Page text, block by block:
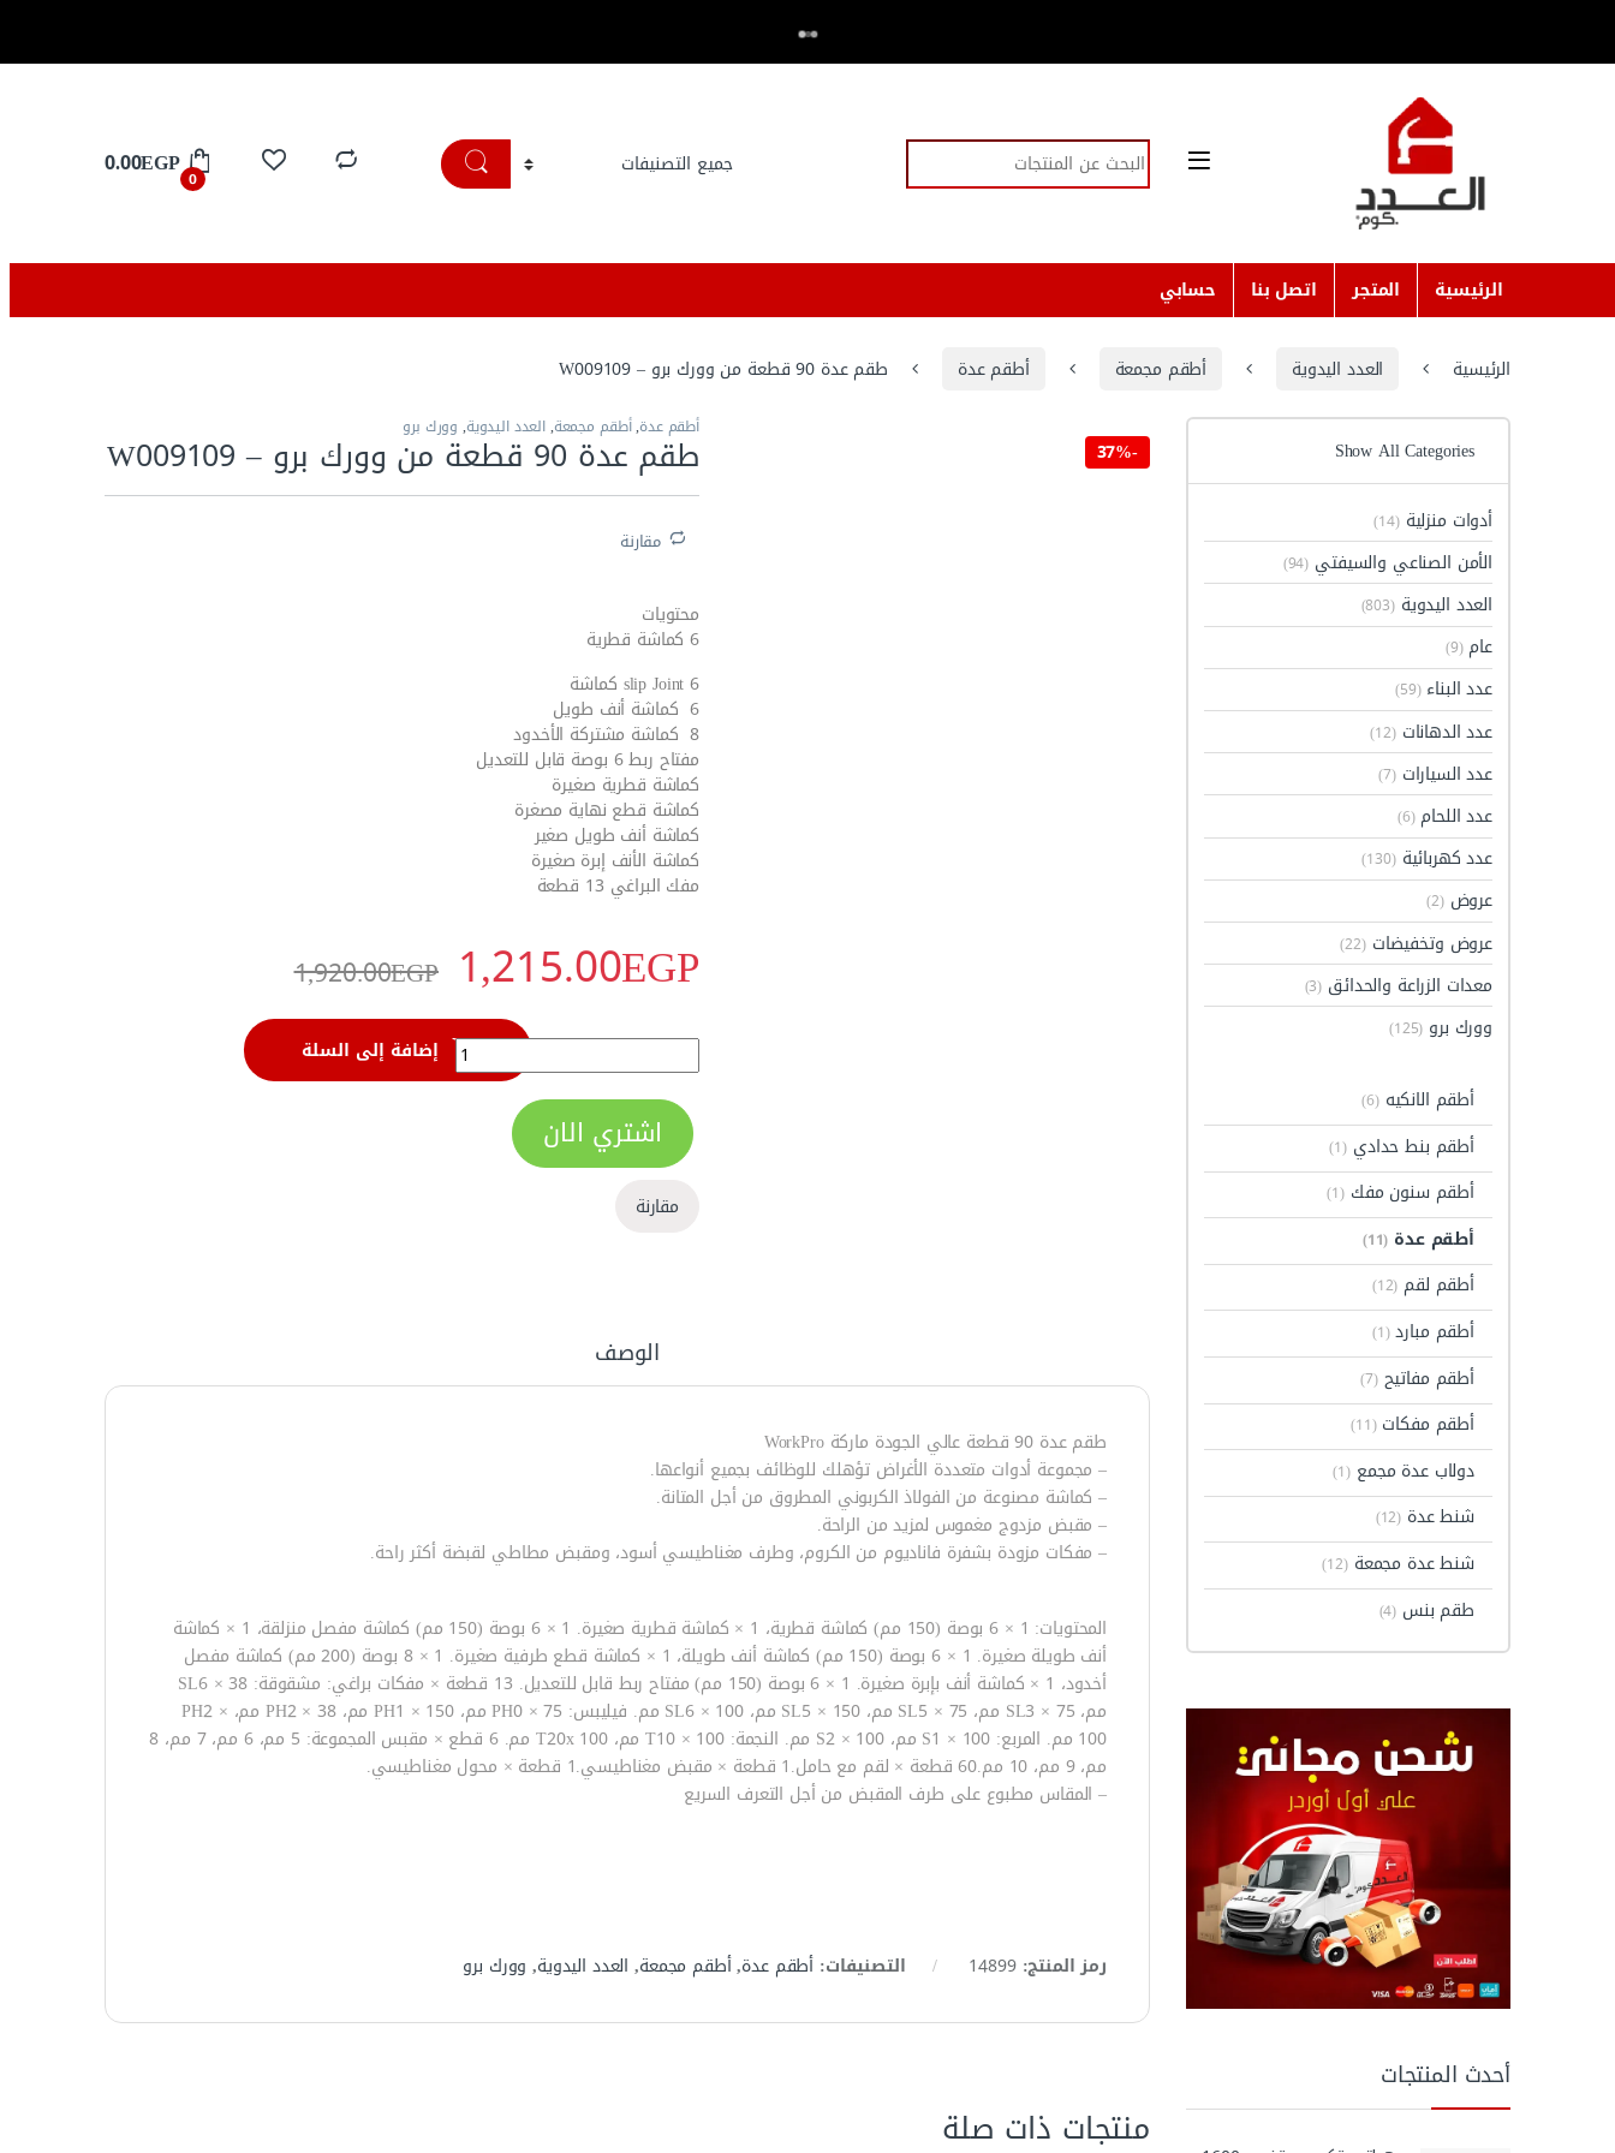
Search for:
0
0.00EGP
الرئيسية المتجر اتصل بنا حسابي
الرئيسية العدد اليدوية أطقم مجمعة أطقم عدة طقم عدة 90 قطعة من وورك برو – W009109
-
37%
أطقم عدة,أطقم مجمعة,العدد اليدوية, وورك برو
طقم عدة 90 قطعة من وورك برو – W009109
مقارنة
محتويات
6 كماشة قطرية
6 slip Joint كماشة
6 كماشة أنف طويل
8 كماشة مشتركة الأخدود
مفتاح ربط 6 بوصة قابل للتعديل
كماشة قطرية صغيرة
كماشة قطع نهاية مصغرة
كماشة أنف طويل صغير
كماشة الأنف إبرة صغيرة
مفك البراغي 13 قطعة
1,215.00EGP
1,920.00EGP
طقم عدة 90 قطعة من وورك برو - W009109 quantity إضافة إلى السلة
اشتري الان
مقارنة
الوصف
طقم عدة 90 قطعة عالي الجودة ماركة WorkPro
– مجموعة أدوات متعددة الأغراض تؤهلك للوظائف بجميع أنواعها.
– كماشة مصنوعة من الفولاذ الكربوني المطروق من أجل المتانة.
– مقبض مزدوج مغموس لمزيد من الراحة.
– مفكات مزودة بشفرة فاناديوم من الكروم، وطرف مغناطيسي أسود، ومقبض مطاطي لقبضة أكثر راحة.
المحتويات: 1 × 6 بوصة (150 مم) كماشة قطرية، 1 × كماشة قطرية صغيرة. 1 × 6 بوصة (150 مم) كماشة مفصل منزلقة، 1 × كماشة
أنف طويلة صغيرة. 1 × 6 بوصة (150 مم) كماشة أنف طويلة، 1 × كماشة قطع طرفية صغيرة. 1 × 8 بوصة (200 مم) كماشة مفصل
أخدود، 1 × كماشة أنف بإبرة صغيرة. 1 × 6 بوصة (150 مم) مفتاح ربط قابل للتعديل. 13 قطعة × مفكات براغي: مشقوقة: SL6 × 38
مم، SL3 × 75 مم، SL5 × 75 مم، SL5 × 150 مم، SL6 × 100 مم. فيليبس: PH0 × 75 مم، PH1 × 150 مم، PH2 × 38 مم، PH2 ×
100 مم. المربع: S1 × 100 مم، S2 × 100 مم. النجمة: T10 × 100 مم، T20x 100 مم. 6 قطع × مقبس المجموعة: 5 مم، 6 مم، 7 مم، 8
مم، 9 مم، 10 مم.60 قطعة × لقم مع حامل.1 قطعة × مقبض مغناطيسي.1 قطعة × محول مغناطيسي.
– المقاس مطبوع على طرف المقبض من أجل التعرف السريع
رمز المنتج:14899 التصنيفات: أطقم عدة,أطقم مجمعة, العدد اليدوية, وورك برو
منتجات ذات صلة
Show All Categories
أدوات منزلية(14)
الأمن الصناعي والسيفتي (94)
العدد اليدوية(803)
عام(9)
عدد البناء(59)
عدد الدهانات(12)
عدد السيارات(7)
عدد اللحام(6)
عدد كهربائية(130)
عروض(2)
عروض وتخفيضات(22)
معدات الزراعة والحدائق (3)
وورك برو (125)
أطقم الانكيه(6)
أطقم بنط حدادي (1)
أطقم سنون مفك(1)
أطقم عدة (11)
أطقم لقم (12)
أطقم مبارد(1)
أطقم مفاتيح(7)
أطقم مفكات(11)
دولاب عدة مجمع (1)
شنط عدة (12)
شنط عدة مجمعة(12)
طقم بنس (4)
أحدث المنتجات